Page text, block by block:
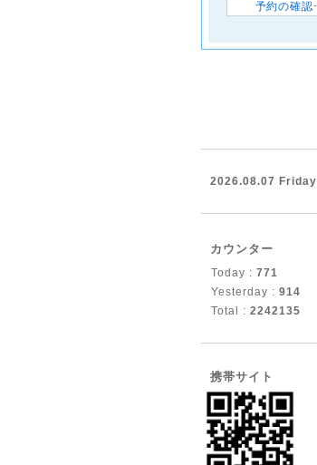
2026.08.07 Friday
カウンター
Today : 771
Yesterday : 914
Total : 2242135
携帯サイト